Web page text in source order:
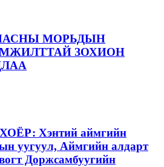
МОРЬДЫН
ЗОХИОН
Хэнтий аймгийн
уугуул, Аймгийн алдарт
Доржсамбуугийн